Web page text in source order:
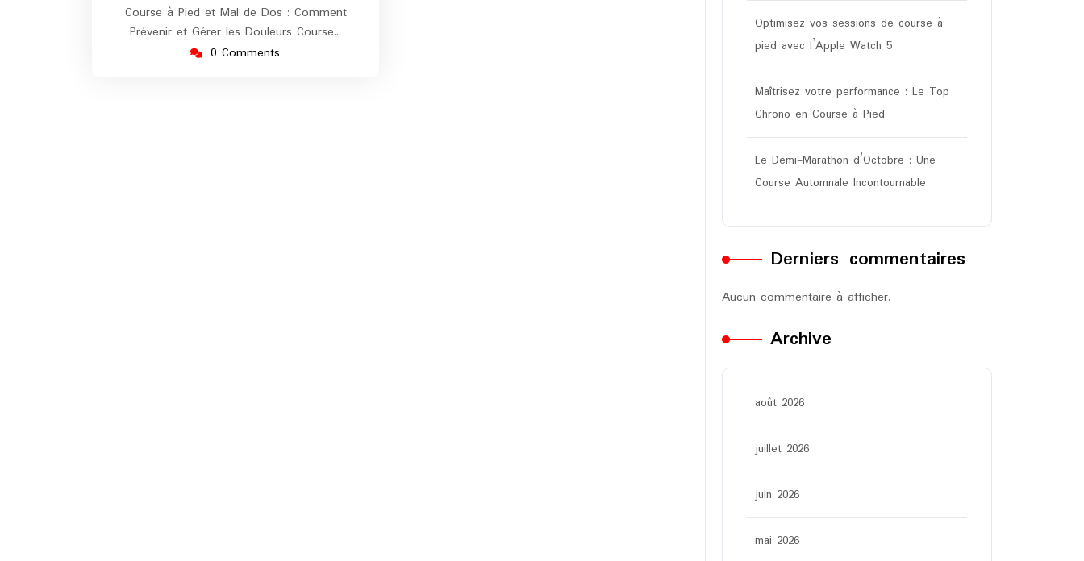
Course à Pied et Mal de Dos : Comment
Prévenir et Gérer les Douleurs Course…
0 Comments
Optimisez vos sessions de course à
pied avec l’Apple Watch 5
Maîtrisez votre performance : Le Top
Chrono en Course à Pied
Le Demi-Marathon d’Octobre : Une
Course Automnale Incontournable
Derniers commentaires
Aucun commentaire à afficher.
Archive
août 2026
juillet 2026
juin 2026
mai 2026